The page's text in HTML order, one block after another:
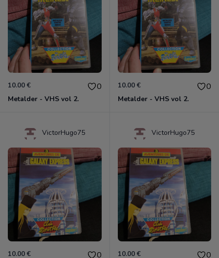
10.00 € 0
Metalder - VHS vol 2.
10.00 € 0
Metalder - VHS vol 2.
VictorHugo75
10.00 € 0
VictorHugo75
10.00 € 0